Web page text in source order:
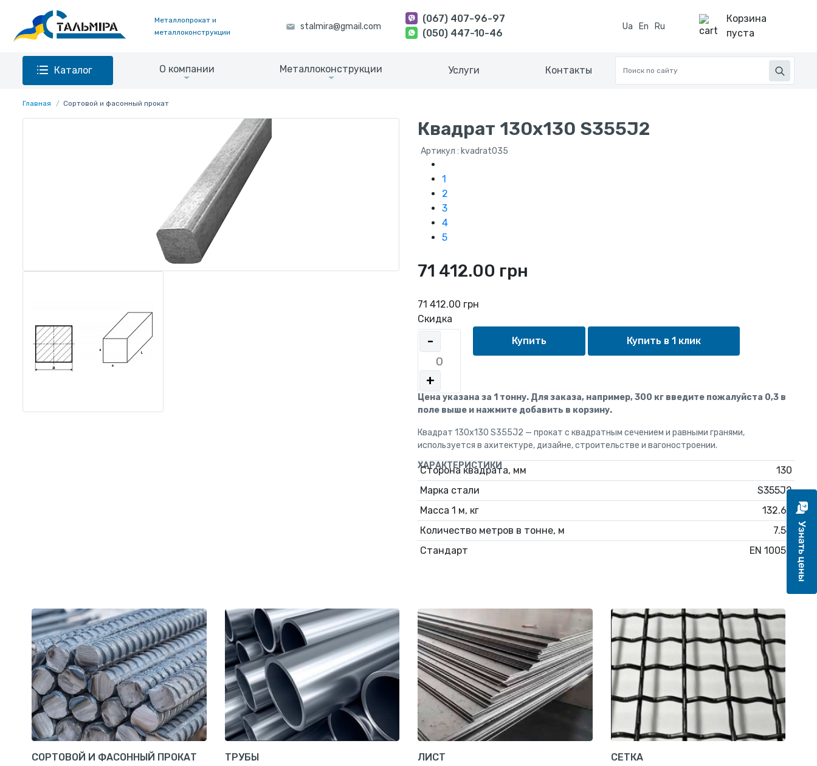
Металлопрокат и
металлоконструкции
(067) 407-96-97
(050) 447-10-46
Ua En Ru
Корзина
пуста
Каталог О компании Металлоконструкции Услуги Контакты
Главная Сортовой и фасонный прокат
Квадрат 130х130 S355J2
Артикул : kvadrat035
1
2
3
4
5
71 412.00 грн
71 412.00 грн
Скидка
-
+
Купить в 1 клик
Цена указана за 1 тонну. Для заказа, например, 300 кг введите пожалуйста 0,3 в
поле выше и нажмите добавить в корзину.
Квадрат 130х130 S355J2 — прокат с квадратным сечением и равными гранями,
используется в ахитектуре, дизайне, строительстве и вагоностроении.
ХАРАКТЕРИСТИКИ
Сторона квадрата, мм
130
Марка стали
S355J2
Масса 1 м, кг
132.67
Количество метров в тонне, м
7.54
Стандарт
EN 10059
СОРТОВОЙ И ФАСОННЫЙ ПРОКАТ ТРУБЫ ЛИСТ СЕТКА